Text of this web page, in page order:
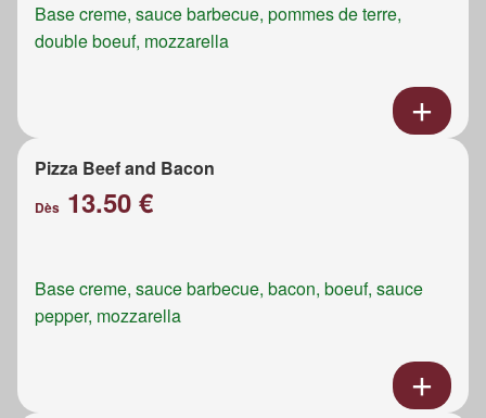
Base creme, sauce barbecue, pommes de terre,
double boeuf, mozzarella
Pizza Beef and Bacon
Dès 13.50 €
Base creme, sauce barbecue, bacon, boeuf, sauce
pepper, mozzarella